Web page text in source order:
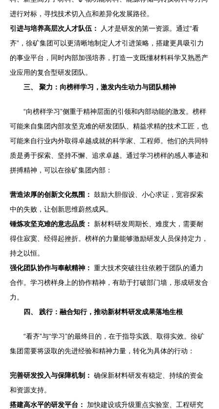
进行对标，寻找技术切入点和差异化发展路径。
引进与培养高层次人才队伍：
人才是研发的第一资源。通过“看
齐”，徐矿集团可以更清晰地制定人才引进策略，搭建更具吸引力
的事业平台，同时内部加强培养，打造一支既懂材料科学又熟悉产
业应用的复合型研发团队。
三、 聚力：向榜样学习，激发内生动力与团队精神
“向榜样学习”侧重于精神层面的引领和内部动能的激发。榜样
可能来自集团内部攻坚克难的研发团队、精益求精的技术工匠，也
可能来自行业内外取得卓越成就的科学家、工程师。他们的共同特
质是勇于探索、坚持不懈、追求卓越。通过学习榜样的感人事迹和
拼搏精神，可以在徐矿集团内部：
营造浓厚的创新文化氛围： 鼓励大胆假设、小心求证，宽容探索
中的失败，让创新思维蔚然成风。
锤炼攻坚克难的意志品质：
新材料研发周期长、难度大，需要耐
得住寂寞、经得起挫折。榜样的力量能够激励研发人员保持定力，
持之以恒。
强化团队协作与奉献精神： 重大技术突破往往依赖于团队的通力
合作。学习榜样身上的协作精神，有助于打破部门墙，形成研发合
力。
四、 践行：融合知行，推动新材料研发成果落地生根
“看齐”与“学习”的最终目的，在于指导实践、取得实效。徐矿
集团需要将汲取的先进经验和精神力量，转化为具体的行动：
完善研发投入与保障机制： 确保新材料研发有稳定、持续的资金
和资源支持。
搭建高水平的研发平台：
加快建设或升级重点实验室、工程研究